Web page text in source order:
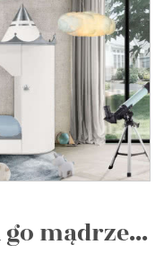
mądrze...